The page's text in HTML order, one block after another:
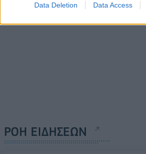
Data Deletion Data Access
ΡΟΗ ΕΙΔΗΣΕΩΝ